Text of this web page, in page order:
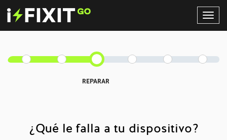
REPARAR
¿Qué le falla a tu dispositivo?